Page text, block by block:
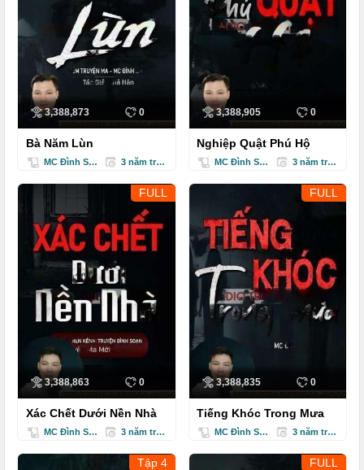
3,388,873 0
Bà Năm Lùn
MC Đình Soạn 3 năm trước
3,388,905 0
Nghiệp Quật Phú Hộ
MC Đình Soạn 3 năm trước
FULL
3,388,863 0
Xác Chết Dưới Nền Nhà
MC Đình Soạn 3 năm trước
FULL
3,388,835 0
Tiếng Khóc Trong Mưa
MC Đình Soạn 3 năm trước
Tập 4 FULL